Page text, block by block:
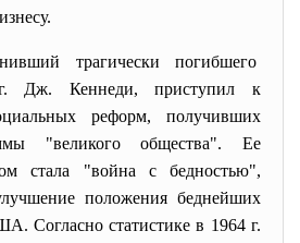
трагически погибшего
Дж. Кеннеди, приступил к
реформ, получивших
"великого общества". Ее
стала "война с бедностью",
положения беднейших
Согласно статистике в 1964 г.